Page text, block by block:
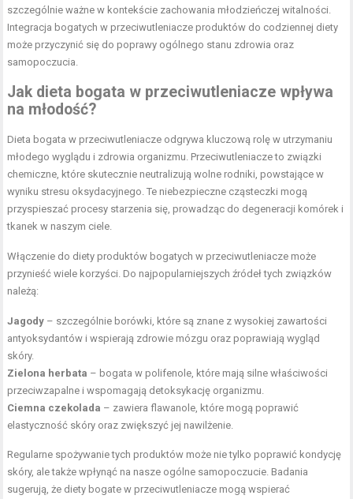
szczególnie ważne w kontekście zachowania młodzieńczej witalności.
Integracja bogatych w przeciwutleniacze produktów do codziennej diety
może przyczynić się do poprawy ogólnego stanu zdrowia oraz
samopoczucia.
Jak dieta bogata w przeciwutleniacze wpływa
na młodość?
Dieta bogata w przeciwutleniacze odgrywa kluczową rolę w utrzymaniu
młodego wyglądu i zdrowia organizmu. Przeciwutleniacze to związki
chemiczne, które skutecznie neutralizują wolne rodniki, powstające w
wyniku stresu oksydacyjnego. Te niebezpieczne cząsteczki mogą
przyspieszać procesy starzenia się, prowadząc do degeneracji komórek i
tkanek w naszym ciele.
Włączenie do diety produktów bogatych w przeciwutleniacze może
przynieść wiele korzyści. Do najpopularniejszych źródeł tych związków
należą:
Jagody – szczególnie borówki, które są znane z wysokiej zawartości
antyoksydantów i wspierają zdrowie mózgu oraz poprawiają wygląd
skóry.
Zielona herbata – bogata w polifenole, które mają silne właściwości
przeciwzapalne i wspomagają detoksykację organizmu.
Ciemna czekolada – zawiera flawanole, które mogą poprawić
elastyczność skóry oraz zwiększyć jej nawilżenie.
Regularne spożywanie tych produktów może nie tylko poprawić kondycję
skóry, ale także wpłynąć na nasze ogólne samopoczucie. Badania
sugerują, że diety bogate w przeciwutleniacze mogą wspierać